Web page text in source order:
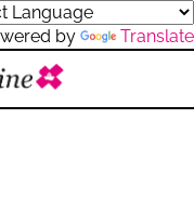
by Translate